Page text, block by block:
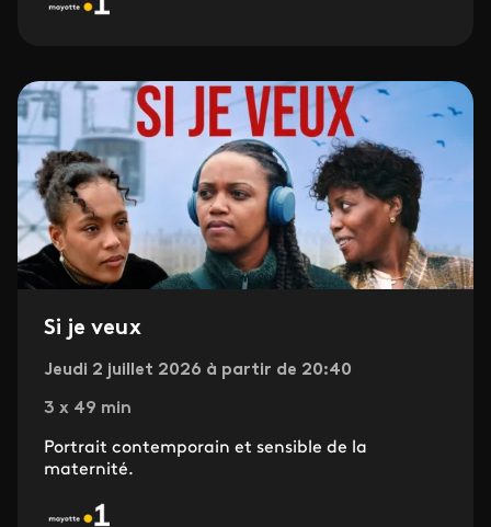
Si je veux
Jeudi 2 juillet 2026 à partir de 20:40
3 x 49 min
Portrait contemporain et sensible de la
maternité.